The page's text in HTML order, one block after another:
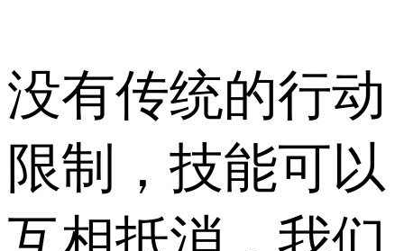
没有传统的行动
限制，技能可以